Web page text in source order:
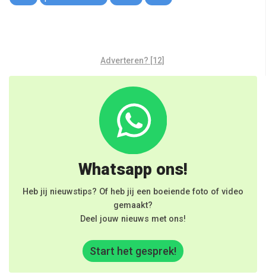
Adverteren? [12]
Whatsapp ons!
Heb jij nieuwstips? Of heb jij een boeiende foto of video
gemaakt?
Deel jouw nieuws met ons!
Start het gesprek!